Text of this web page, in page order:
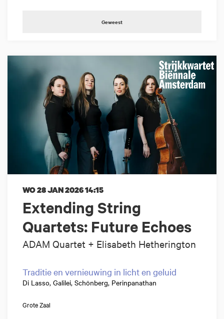
Geweest
Extending String
Quartets: Future Echoes
ADAM Quartet + Elisabeth Hetherington
WO 28 JAN 202614:15
Traditie en vernieuwing in licht en geluid
Di Lasso, Galilei, Schönberg, Perinpanathan
Grote Zaal